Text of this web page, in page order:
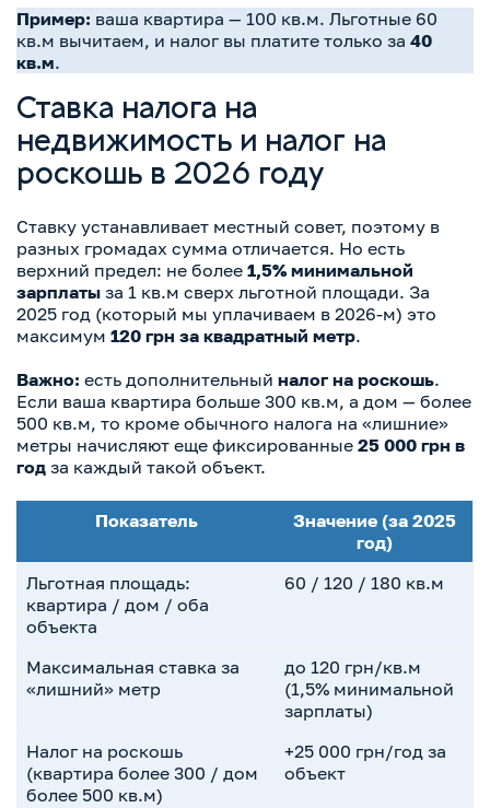
Пример: ваша квартира — 100 кв.м. Льготные 60
кв.м вычитаем, и налог вы платите только за 40
кв.м.
Ставка налога на
недвижимость и налог на
роскошь в 2026 году
Ставку устанавливает местный совет, поэтому в
разных громадах сумма отличается. Но есть
верхний предел: не более 1,5% минимальной
зарплаты за 1 кв.м сверх льготной площади. За
2025 год (который мы уплачиваем в 2026-м) это
максимум 120 грн за квадратный метр.
Важно: есть дополнительный налог на роскошь.
Если ваша квартира больше 300 кв.м, а дом — более
500 кв.м, то кроме обычного налога на «лишние»
метры начисляют еще фиксированные 25 000 грн в
год за каждый такой объект.
Показатель
Значение (за 2025
год)
Льготная площадь:
квартира / дом / оба
объекта
60 / 120 / 180 кв.м
Максимальная ставка за
«лишний» метр
до 120 грн/кв.м
(1,5% минимальной
зарплаты)
Налог на роскошь
(квартира более 300 / дом
более 500 кв.м)
+25 000 грн/год за
объект